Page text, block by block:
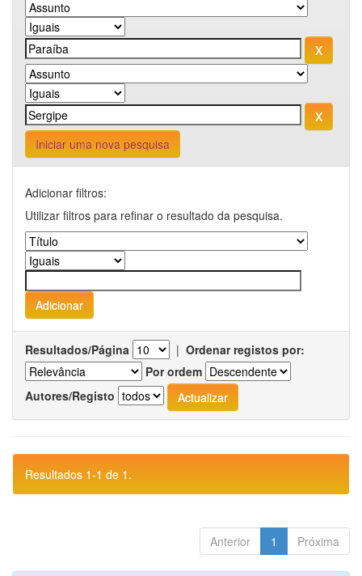
Iniciar uma nova pesquisa
Adicionar filtros:
Utilizar filtros para refinar o resultado da pesquisa.
Resultados/Página | Ordenar registos por:
Por ordem
Autores/Registo
Resultados 1-1 de 1.
Anterior 1 Próxima